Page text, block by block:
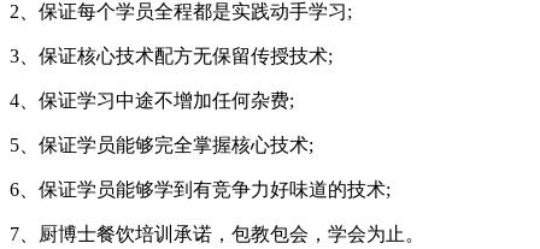
2、保证每个学员全程都是实践动手学习;
3、保证核心技术配方无保留传授技术;
4、保证学习中途不增加任何杂费;
5、保证学员能够完全掌握核心技术;
6、保证学员能够学到有竞争力好味道的技术;
7、厨博士餐饮培训承诺，包教包会，学会为止。